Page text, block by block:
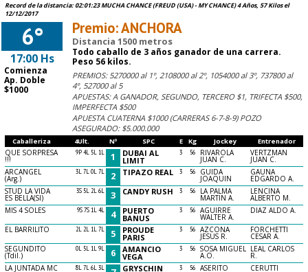
Record de la distancia: 02:01:23 MUCHA CHANCE (FREUD (USA) - MY CHANCE) 4 Años, 57 Kilos el
12/12/2017
6°
17:00 Hs
Comienza
Ap. Doble
$1000
Premio: ANCHORA
Distancia 1500 metros
Todo caballo de 3 años ganador de una carrera.
Peso 56 kilos.
PREMIOS: 5270000 al 1º, 2108000 al 2º, 1054000 al 3º, 737800 al
4º, 527000 al 5
APUESTAS: A GANADOR, SEGUNDO, TERCERO $1, TRIFECTA $500,
IMPERFECTA $500
APUESTA CUATERNA $1000 (CARRERAS 6-7-8-9) POZO
ASEGURADO: $5.000.000
Caballeriza 4Ult. Nº SPC E Kg Jockey Entrenador
QUE SORPRESA
!!!
9P 4L 5L 1L 1 DUBAI AL
LIMIT
3 56 RIVAROLA
JUAN C.
VERTZMAN
JUAN C.
ARCANGEL
(Arg.)
3L 7L 0L 7L 2 TIPAZO REAL 3 56 GUIDA
JOAQUIN
GAUNA
EDGARDO A.
STUD LA VIDA
ES BELLA(SI)
3S 5L 2L 6L 3 CANDY RUSH 3 56 LA PALMA
MARTIN A.
LENCINA
ALBERTO M.
MIS 4 SOLES
9S 7S 1L 4L 4 PUERTO
BANUS
3 56 AGUIRRE
WALTER A.
DIAZ ALDO A.
EL BARRILITO
2L 2L 1L 7L 5 PROUDE
PARIS
3 56 AZCONA
JESUS R.
FORCHETTI
CESAR A.
SEGUNDITO
(Tdil.)
0L 5L 1L 9L 6 AMANCIO
VEGA
3 56 SOSA MIGUEL
A.O.
LEAL CARLOS
R.
LA JUNTADA MC
8L 7L 6L 3L GRYSCHIN 3 56 ASERITO CERUTTI